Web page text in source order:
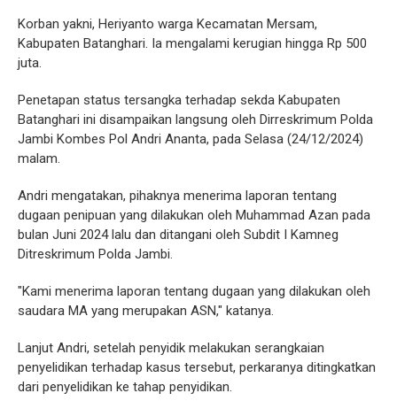
Korban yakni, Heriyanto warga Kecamatan Mersam,
Kabupaten Batanghari. Ia mengalami kerugian hingga Rp 500
juta.
Penetapan status tersangka terhadap sekda Kabupaten
Batanghari ini disampaikan langsung oleh Dirreskrimum Polda
Jambi Kombes Pol Andri Ananta, pada Selasa (24/12/2024)
malam.
Andri mengatakan, pihaknya menerima laporan tentang
dugaan penipuan yang dilakukan oleh Muhammad Azan pada
bulan Juni 2024 lalu dan ditangani oleh Subdit I Kamneg
Ditreskrimum Polda Jambi.
"Kami menerima laporan tentang dugaan yang dilakukan oleh
saudara MA yang merupakan ASN," katanya.
Lanjut Andri, setelah penyidik melakukan serangkaian
penyelidikan terhadap kasus tersebut, perkaranya ditingkatkan
dari penyelidikan ke tahap penyidikan.